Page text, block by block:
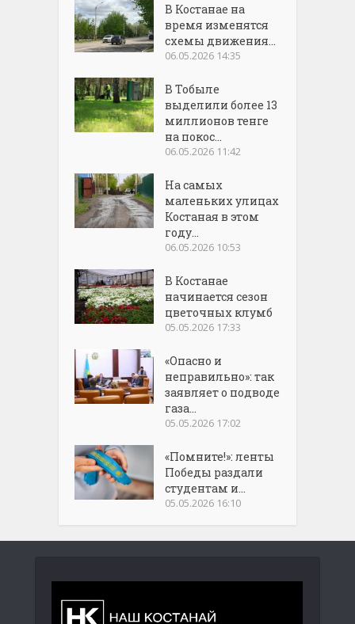
В Костанае на
время изменятся
схемы движения...
06.05.2026 14:35
В Тобыле
выделили более 13
миллионов тенге
на покос...
06.05.2026 11:42
На самых
маленьких улицах
Костаная в этом
году...
06.05.2026 10:53
В Костанае
начинается сезон
цветочных клумб
05.05.2026 17:33
«Опасно и
неправильно»: так
заявляет о подводе
газа...
05.05.2026 17:02
«Помните!»: ленты
Победы раздали
студентам и...
05.05.2026 16:10